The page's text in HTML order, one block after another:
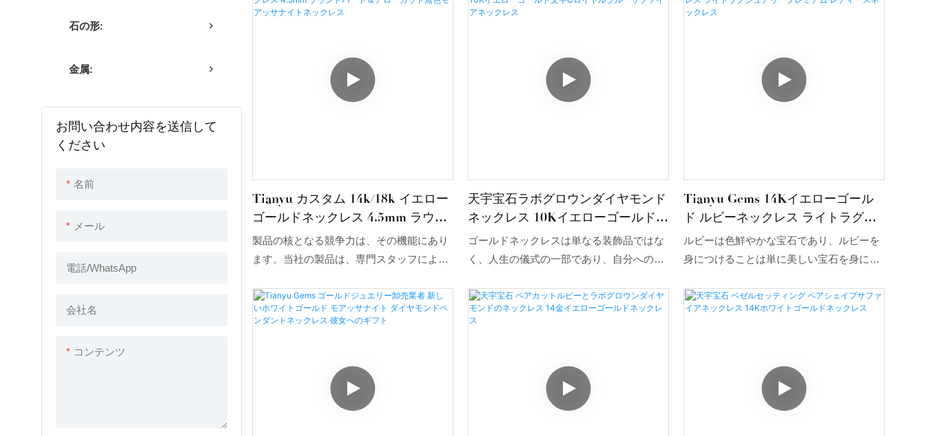
石の形:
金属:
お問い合わせ内容を送信して
ください
名前
メール
電話/WhatsApp
会社名
コンテンツ
で製作されています。倫理的な価値を備え
ンダントは、卓越した輝き、耐久性、そし
てカスタマイズの柔軟性を提供します。
も、洗練された印象を与えます。普段使い
も合わせやすい万能アイテムです。
究開発、生産量、材料などを完璧に管理す
幅広い用途があります。
Tianyu カスタム 14k/18k イエロー
ゴールドネックレス 4.5mm ラウン
ドハート＆アローカット無色モアッ
サナイトネックレス
製品の核となる競争力は、その機能にあり
ます。当社の製品は、専門スタッフによる
ます。優れた性能とその他の数々の利点を
備えるよう設計されています。さらに、業
天宇宝石ラボグロウンダイヤモンド
ネックレス 10Kイエローゴールド文
字Cロイヤルブルーサファイアネッ
クレス
ゴールドネックレスは単なる装飾品ではな
く、人生の儀式の一部であり、自分へのご
投資のため、あるいは心の支えとして、自
分に合ったゴールドネックレスを選ぶこと
Tianyu Gems 14Kイエローゴール
ド ルビーネックレス ライトラグジ
ュアリープレミアム レディースネ
ックレス
ルビーは色鮮やかな宝石であり、ルビーを
身につけることは単に美しい宝石を身につ
ります。ルビーの豊かな色彩は、人々を魅
了し、憧れの的となるのです。